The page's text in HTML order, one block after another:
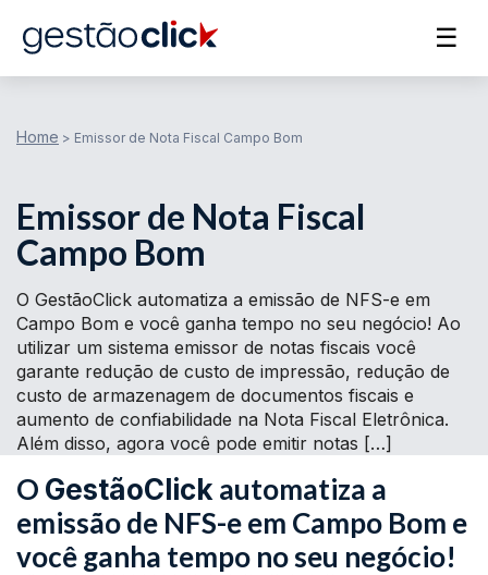
☰
Home > Emissor de Nota Fiscal Campo Bom
Emissor de Nota Fiscal
Campo Bom
O GestãoClick automatiza a emissão de NFS-e em
Campo Bom e você ganha tempo no seu negócio! Ao
utilizar um sistema emissor de notas fiscais você
garante redução de custo de impressão, redução de
custo de armazenagem de documentos fiscais e
aumento de confiabilidade na Nota Fiscal Eletrônica.
Além disso, agora você pode emitir notas […]
O GestãoClick automatiza a
emissão de NFS-e em Campo Bom e
você ganha tempo no seu negócio!